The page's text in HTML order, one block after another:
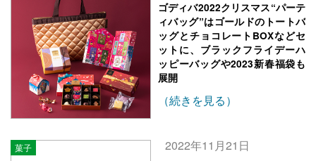
ゴディバ2022クリスマス“パーテ
ィバッグ”はゴールドのトートバ
ッグとチョコレートBOXなどセ
ットに、ブラックフライデーハ
ッピーバッグや2023新春福袋も
展開
（続きを見る）
菓子 2022年11月21日